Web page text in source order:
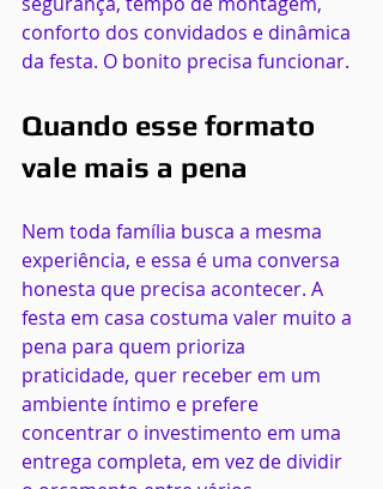
conforto dos convidados e dinâmica
da festa. O bonito precisa funcionar.
Quando esse formato
vale mais a pena
Nem toda família busca a mesma
experiência, e essa é uma conversa
honesta que precisa acontecer. A
festa em casa costuma valer muito a
pena para quem prioriza
praticidade, quer receber em um
ambiente íntimo e prefere
concentrar o investimento em uma
entrega completa, em vez de dividir